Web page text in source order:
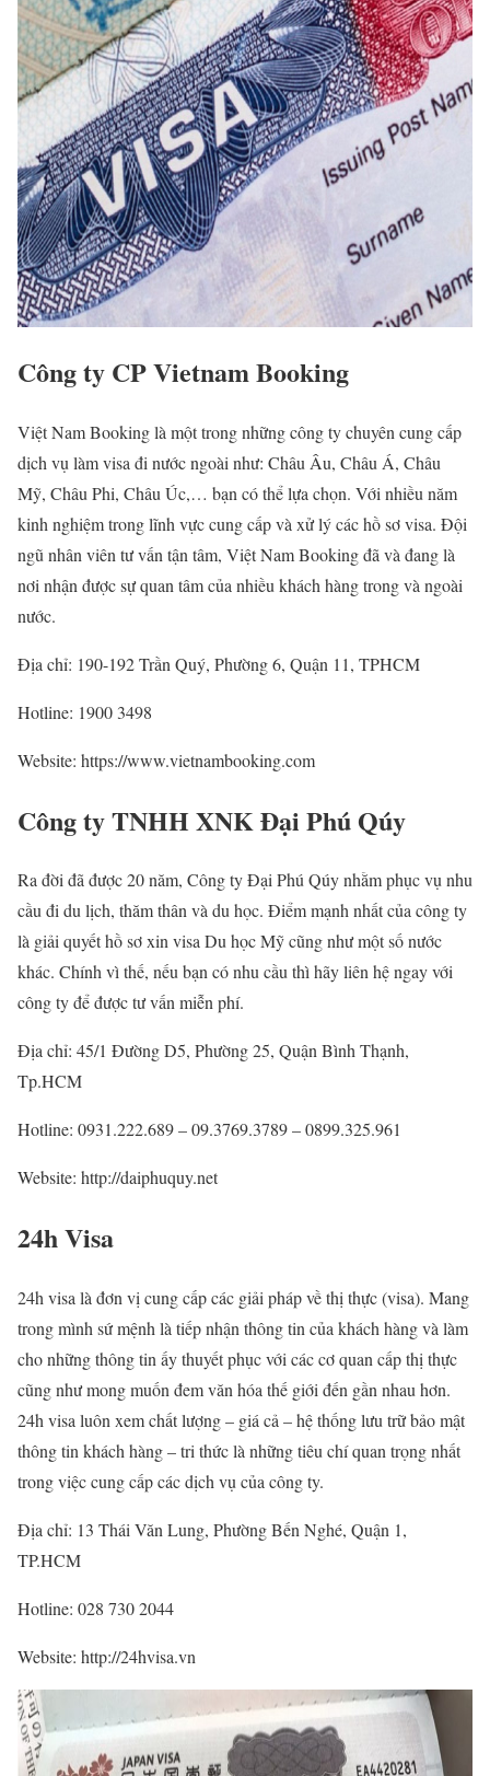
Công ty CP Vietnam Booking
Việt Nam Booking là một trong những công ty chuyên cung cấp
dịch vụ làm visa đi nước ngoài như: Châu Âu, Châu Á, Châu
Mỹ, Châu Phi, Châu Úc,… bạn có thể lựa chọn. Với nhiều năm
kinh nghiệm trong lĩnh vực cung cấp và xử lý các hồ sơ visa. Đội
ngũ nhân viên tư vấn tận tâm, Việt Nam Booking đã và đang là
nơi nhận được sự quan tâm của nhiều khách hàng trong và ngoài
nước.
Địa chỉ: 190-192 Trần Quý, Phường 6, Quận 11, TPHCM
Hotline: 1900 3498
Website: https://www.vietnambooking.com
Công ty TNHH XNK Đại Phú Qúy
Ra đời đã được 20 năm, Công ty Đại Phú Qúy nhằm phục vụ nhu
cầu đi du lịch, thăm thân và du học. Điểm mạnh nhất của công ty
là giải quyết hồ sơ xin visa Du học Mỹ cũng như một số nước
khác. Chính vì thế, nếu bạn có nhu cầu thì hãy liên hệ ngay với
công ty để được tư vấn miễn phí.
Địa chỉ: 45/1 Đường D5, Phường 25, Quận Bình Thạnh,
Tp.HCM
Hotline: 0931.222.689 – 09.3769.3789 – 0899.325.961
Website: http://daiphuquy.net
24h Visa
24h visa là đơn vị cung cấp các giải pháp về thị thực (visa). Mang
trong mình sứ mệnh là tiếp nhận thông tin của khách hàng và làm
cho những thông tin ấy thuyết phục với các cơ quan cấp thị thực
cũng như mong muốn đem văn hóa thế giới đến gần nhau hơn.
24h visa luôn xem chất lượng – giá cả – hệ thống lưu trữ bảo mật
thông tin khách hàng – tri thức là những tiêu chí quan trọng nhất
trong việc cung cấp các dịch vụ của công ty.
Địa chỉ: 13 Thái Văn Lung, Phường Bến Nghé, Quận 1,
TP.HCM
Hotline: 028 730 2044
Website: http://24hvisa.vn